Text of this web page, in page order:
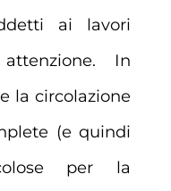
ai lavori
In
la circolazione
(e quindi
per la